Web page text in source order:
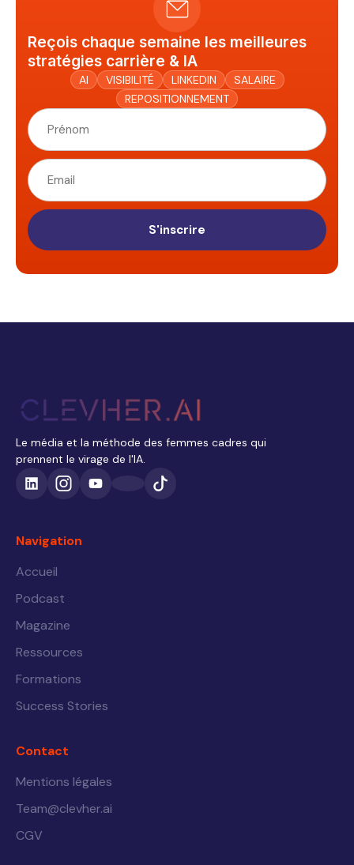
Reçois chaque semaine les meilleures
stratégies carrière & IA
AI VISIBILITÉ LINKEDIN
SALAIRE
REPOSITIONNEMENT
S'inscrire
Le média et la méthode des femmes cadres qui
prennent le virage de l'IA.
Navigation
Accueil
Podcast
Magazine
Ressources
Formations
Success Stories
Contact
Mentions légales
Team@clevher.ai
CGV